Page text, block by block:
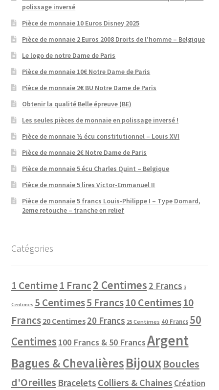
polissage inversé
Pièce de monnaie 10 Euros Disney 2025
Pièce de monnaie 2 Euros 2008 Droits de l’homme – Belgique
Le logo de notre Dame de Paris
Pièce de monnaie 10€ Notre Dame de Paris
Pièce de monnaie 2€ BU Notre Dame de Paris
Obtenir la qualité Belle épreuve (BE)
Les seules pièces de monnaie en polissage inversé !
Pièce de monnaie ½ écu constitutionnel – Louis XVI
Pièce de monnaie 2€ Notre Dame de Paris
Pièce de monnaie 5 écu Charles Quint – Belgique
Pièce de monnaie 5 lires Victor-Emmanuel II
Pièce de monnaie 5 francs Louis-Philippe I – Type Domard,
2eme retouche – tranche en relief
Catégories
1 Centime1 Franc2 Centimes 2 Francs 3
Centimes 5 Centimes5 Francs10 Centimes10
Francs 20 Centimes 20 Francs 25 Centimes 40 Francs 50
Centimes 100 Francs & 50 FrancsArgent
Bagues & ChevalièresBijouxBoucles
d'Oreilles Bracelets Colliers & Chaines Création